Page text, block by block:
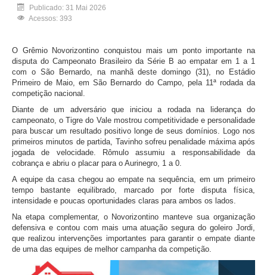
Publicado: 31 Mai 2026
Acessos: 393
O Grêmio Novorizontino conquistou mais um ponto importante na
disputa do Campeonato Brasileiro da Série B ao empatar em 1 a 1
com o São Bernardo, na manhã deste domingo (31), no Estádio
Primeiro de Maio, em São Bernardo do Campo, pela 11ª rodada da
competição nacional.
Diante de um adversário que iniciou a rodada na liderança do
campeonato, o Tigre do Vale mostrou competitividade e personalidade
para buscar um resultado positivo longe de seus domínios. Logo nos
primeiros minutos de partida, Tavinho sofreu penalidade máxima após
jogada de velocidade. Rômulo assumiu a responsabilidade da
cobrança e abriu o placar para o Aurinegro, 1 a 0.
A equipe da casa chegou ao empate na sequência, em um primeiro
tempo bastante equilibrado, marcado por forte disputa física,
intensidade e poucas oportunidades claras para ambos os lados.
Na etapa complementar, o Novorizontino manteve sua organização
defensiva e contou com mais uma atuação segura do goleiro Jordi,
que realizou intervenções importantes para garantir o empate diante
de uma das equipes de melhor campanha da competição.